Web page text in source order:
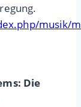
musik/
Die